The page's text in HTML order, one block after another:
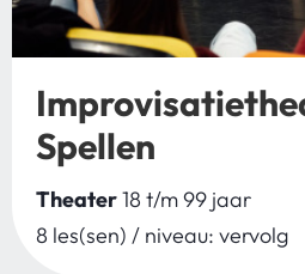
Spellen
Theater18 t/m 99 jaar
8 les(sen) / niveau: vervolg